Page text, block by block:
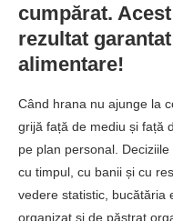
cumpărat.
rezultat
alimentare!
Când hrana nu ajunge la
grijă față de mediu și față
pe plan personal.
cu timpul, cu banii și cu
vedere statistic, bucătăria
organizat și de păstrat